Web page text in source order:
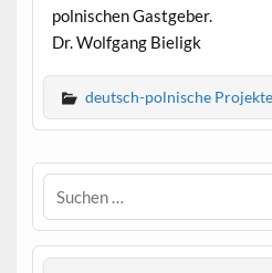
polnischen Gastgeber.
Dr. Wolfgang Bieligk
deutsch-polnische Projekte